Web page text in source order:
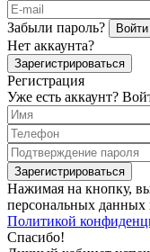
Забыли пароль? Войти
Нет аккаунта?
Зарегистрироваться
Регистрация
Уже есть аккаунт?
Зарегистрироваться
Нажимая на кнопку, вы
персональных данных
Политикой
Спасибо!